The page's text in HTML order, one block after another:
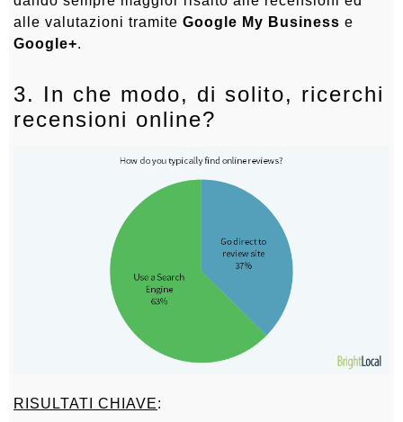
alle valutazioni tramite Google My Business e
Google+.
3. In che modo, di solito, ricerchi
recensioni online?
RISULTATI CHIAVE: